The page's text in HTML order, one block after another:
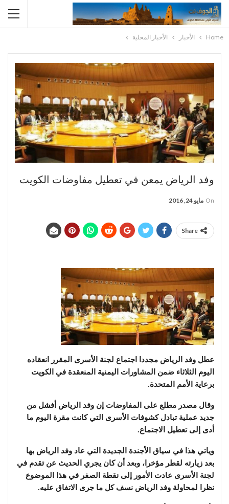
Home الأخبار الأخبار المحلية
وفد الرياض يمعن في تعطيل مفاوضات الكويت
On مايو 24, 2016
Share
عطل وفد الرياض مجددا اجتماع لجنة الأسرى المقرر انعقاده
اليوم الثلاثاء ضمن المشاورات اليمنية المنعقدة في الكويت
برعاية الأمم المتحدة.
وقال مصدر مطلع على المفاوضات إن وفد الرياض أفشل من
جديد عملية تبادل كشوفات الأسرى التي كانت مقرة اليوم ما
أدى إلى تعطيل الاجتماع.
وياتي هذا في سياق الأجندة الجديدة التي عاد وفد الرياض بها
بعد زيارته لقطر مؤخرا، وبعد أن كان يجري الحديث عن تقدم في
لجنة الأسرى عادت الأمور إلى نقطة الصفر في هذا الموضوع
نظرا لمحاولة وفد الرياض نسف كل ما جرى الاتفاق عليه.